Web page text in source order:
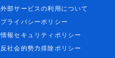
外部サービスの利用について
プライバシーポリシー
情報セキュリティポリシー
反社会的勢力排除ポリシー